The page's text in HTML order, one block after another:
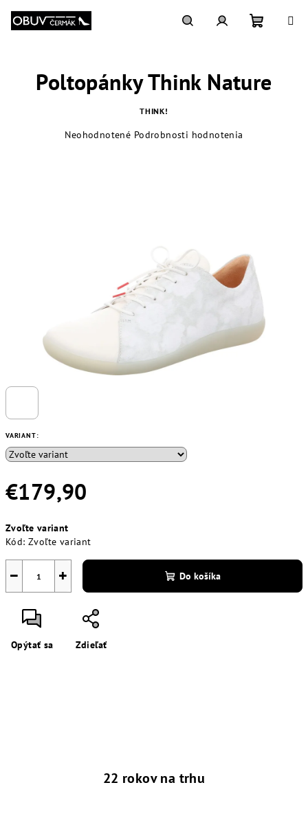
obsah
košík
VARIANT:
€179,90
cena:
Zvoľte variant
Kód: Zvoľte variant
+
− Do košíka
Opýtať sa Zdieľať
Poltopánky Think Nature
THINK!
Priemerné
Neohodnotené Podrobnosti hodnotenia
22 rokov na trhu